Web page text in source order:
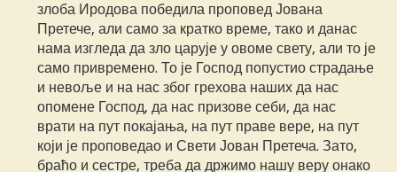
злоба Иродова победила проповед Јована
Претече, али само за кратко време, тако и данас
нама изгледа да зло царује у овоме свету, али то је
само привремено. То је Господ попустио страдање
и невоље и на нас због грехова наших да нас
опомене Господ, да нас призове себи, да нас
врати на пут покајања, на пут праве вере, на пут
који је проповедао и Свети Јован Претеча. Зато,
браћо и сестре, треба да држимо нашу веру онако